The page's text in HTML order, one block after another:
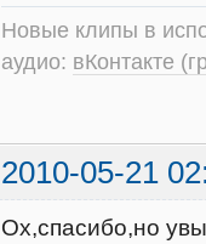
Новые клипы в
аудио: вКонтакте
2010-05-21
Ох,спасибо,но